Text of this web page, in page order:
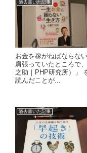
過去書いた記事
お金を稼がねばならな
肩張っていたところで
之助｜PHP研究所）」
読んだことが...
過去書いた記事